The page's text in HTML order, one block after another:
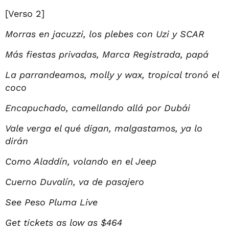
[Verso 2]
Morras en jacuzzi, los plebes con Uzi y SCAR
Más fiestas privadas, Marca Registrada, papá
La parrandeamos, molly y wax, tropical tronó el
coco
Encapuchado, camellando allá por Dubái
Vale verga el qué digan, malgastamos, ya lo
dirán
Como Aladdín, volando en el Jeep
Cuerno Duvalín, va de pasajero
See Peso Pluma Live
Get tickets as low as $464